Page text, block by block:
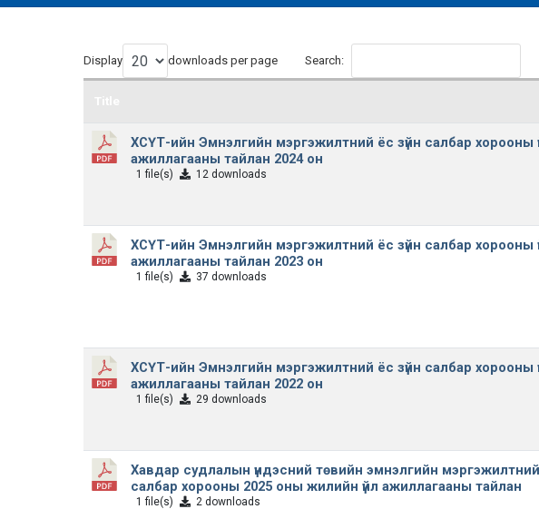
Display downloads per page Search:
ХСҮТ-ийн Эмнэлгийн мэргэжилтний ёс зүйн салбар хорооны
ажиллагааны тайлан 2024 он
1 file(s) 12 downloads
ХСҮТ-ийн Эмнэлгийн мэргэжилтний ёс зүйн салбар хорооны
ажиллагааны тайлан 2023 он
1 file(s) 37 downloads
ХСҮТ-ийн Эмнэлгийн мэргэжилтний ёс зүйн салбар хорооны
ажиллагааны тайлан 2022 он
1 file(s) 29 downloads
Хавдар судлалын үндэсний төвийн эмнэлгийн мэргэжилтний
салбар хорооны 2025 оны жилийн үйл ажиллагааны тайлан
1 file(s) 2 downloads